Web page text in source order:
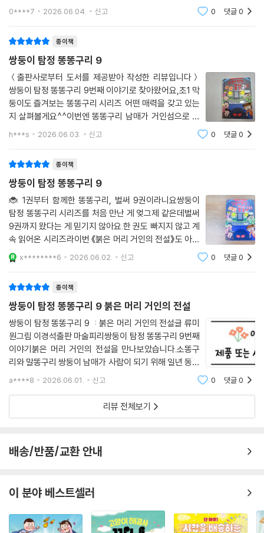
어 있어요.아군일까, 적군일까?똥똥구리 탐정사무소로 어떤 의뢰가 들어
0****7 2026.06.04. 신고 0 댓글0
종이책
쌍둥이 탐정 똥똥구리 9
＜출판사로부터 도서를 제공받아 작성한 리뷰입니다＞
쌍둥이 탐정 똥똥구리 9번째 이야기로 찾아왔어요,초1 막
둥이도 즐겨보는 똥똥구리 시리즈 어떤 매력을 갖고 있는
지 살펴볼게요^^이번엔 똥똥구리 남매가 거인섬으로 떠
나면서 모험을 활약을 펼치는데요. 사건의 단서를 하나씩
h***s 2026.06.03. 신고 0 댓글0
종이책
쌍둥이 탐정 똥똥구리 9
🐞 1권부터 함께한 똥똥구리, 벌써 9권이라니요쌍둥이
탐정 똥똥구리 시리즈를 처음 만난 게 엊그제 같은데벌써
9권까지 왔다는 게 믿기지 않아요.한 권도 빠지지 않고 계
속 읽어온 시리즈라이번 《붉은 머리 거인의 전설》도 아이
가 꽤 기대하면서 펼쳐 들었어요.그리고 역시나 결과는 한
마디였어요.👉 “이번 것도 진짜 재밌었어!”그 말 하나면
x********6 2026.06.02. 신고 0 댓글0
종이책
쌍둥이 탐정 똥똥구리 9 붉은 머리 거인의 전설
쌍둥이 탐정 똥똥구리 9 : 붉은 머리 거인의 전설글 류미
원그림 이경석출판 마술피리쌍둥이 탐정 똥똥구리 9번째
이야기붉은 머리 거인의 전설을 만나보았습니다.소똥구
리와 말똥구리 쌍둥이 남매가 사람이 되기 위해 일년 동안
백가지 사건을 해결해나가는 어린이 동화 시리즈입니다.
1편부터 쭉~ 재미있게 보고 있는 시리즈에요.
a****8 2026.06.01. 신고 0 댓글0
리뷰 전체보기
배송/반품/교환 안내
이 분야 베스트셀러